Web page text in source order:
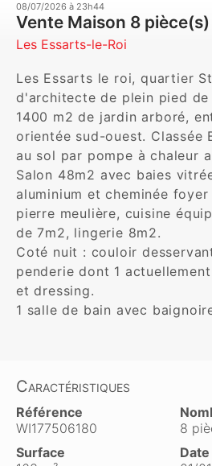
08/07/2026 à 23h44
Vente Maison 8 pièce(s)
Les Essarts-le-Roi
Les Essarts le roi, quartier
d'architecte de plein pied de
1400 m2 de jardin arboré,
orientée sud-ouest. Classée
au sol par pompe à chaleur
Salon 48m2 avec baies
aluminium et cheminée
pierre meulière, cuisine
de 7m2, lingerie 8m2.
Coté nuit : couloir
penderie dont 1
et dressing.
1 salle de bain avec
Caractéristiques
Référence
WI177506180
8
Surface
Date